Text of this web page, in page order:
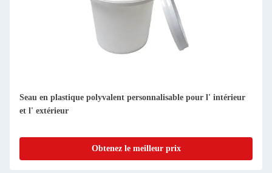
Seau en plastique polyvalent personnalisable pour l' intérieur
et l' extérieur
Obtenez le meilleur prix